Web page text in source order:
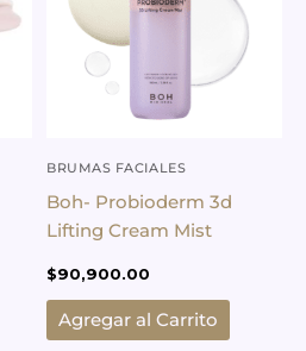
BRUMAS FACIALES
Boh- Probioderm 3d
Lifting Cream Mist
$90,900.00
Agregar al Carrito